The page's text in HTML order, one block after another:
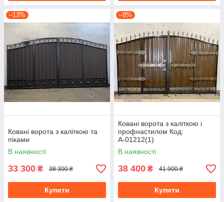
–13%
Ковані ворота з каліткою та
піками
В наявності
33 300 ₴ 38 300 ₴
Купити
–8%
Ковані ворота з каліткою і
профнастилом Код:
А-01212(1)
В наявності
38 400 ₴ 41 900 ₴
Купити